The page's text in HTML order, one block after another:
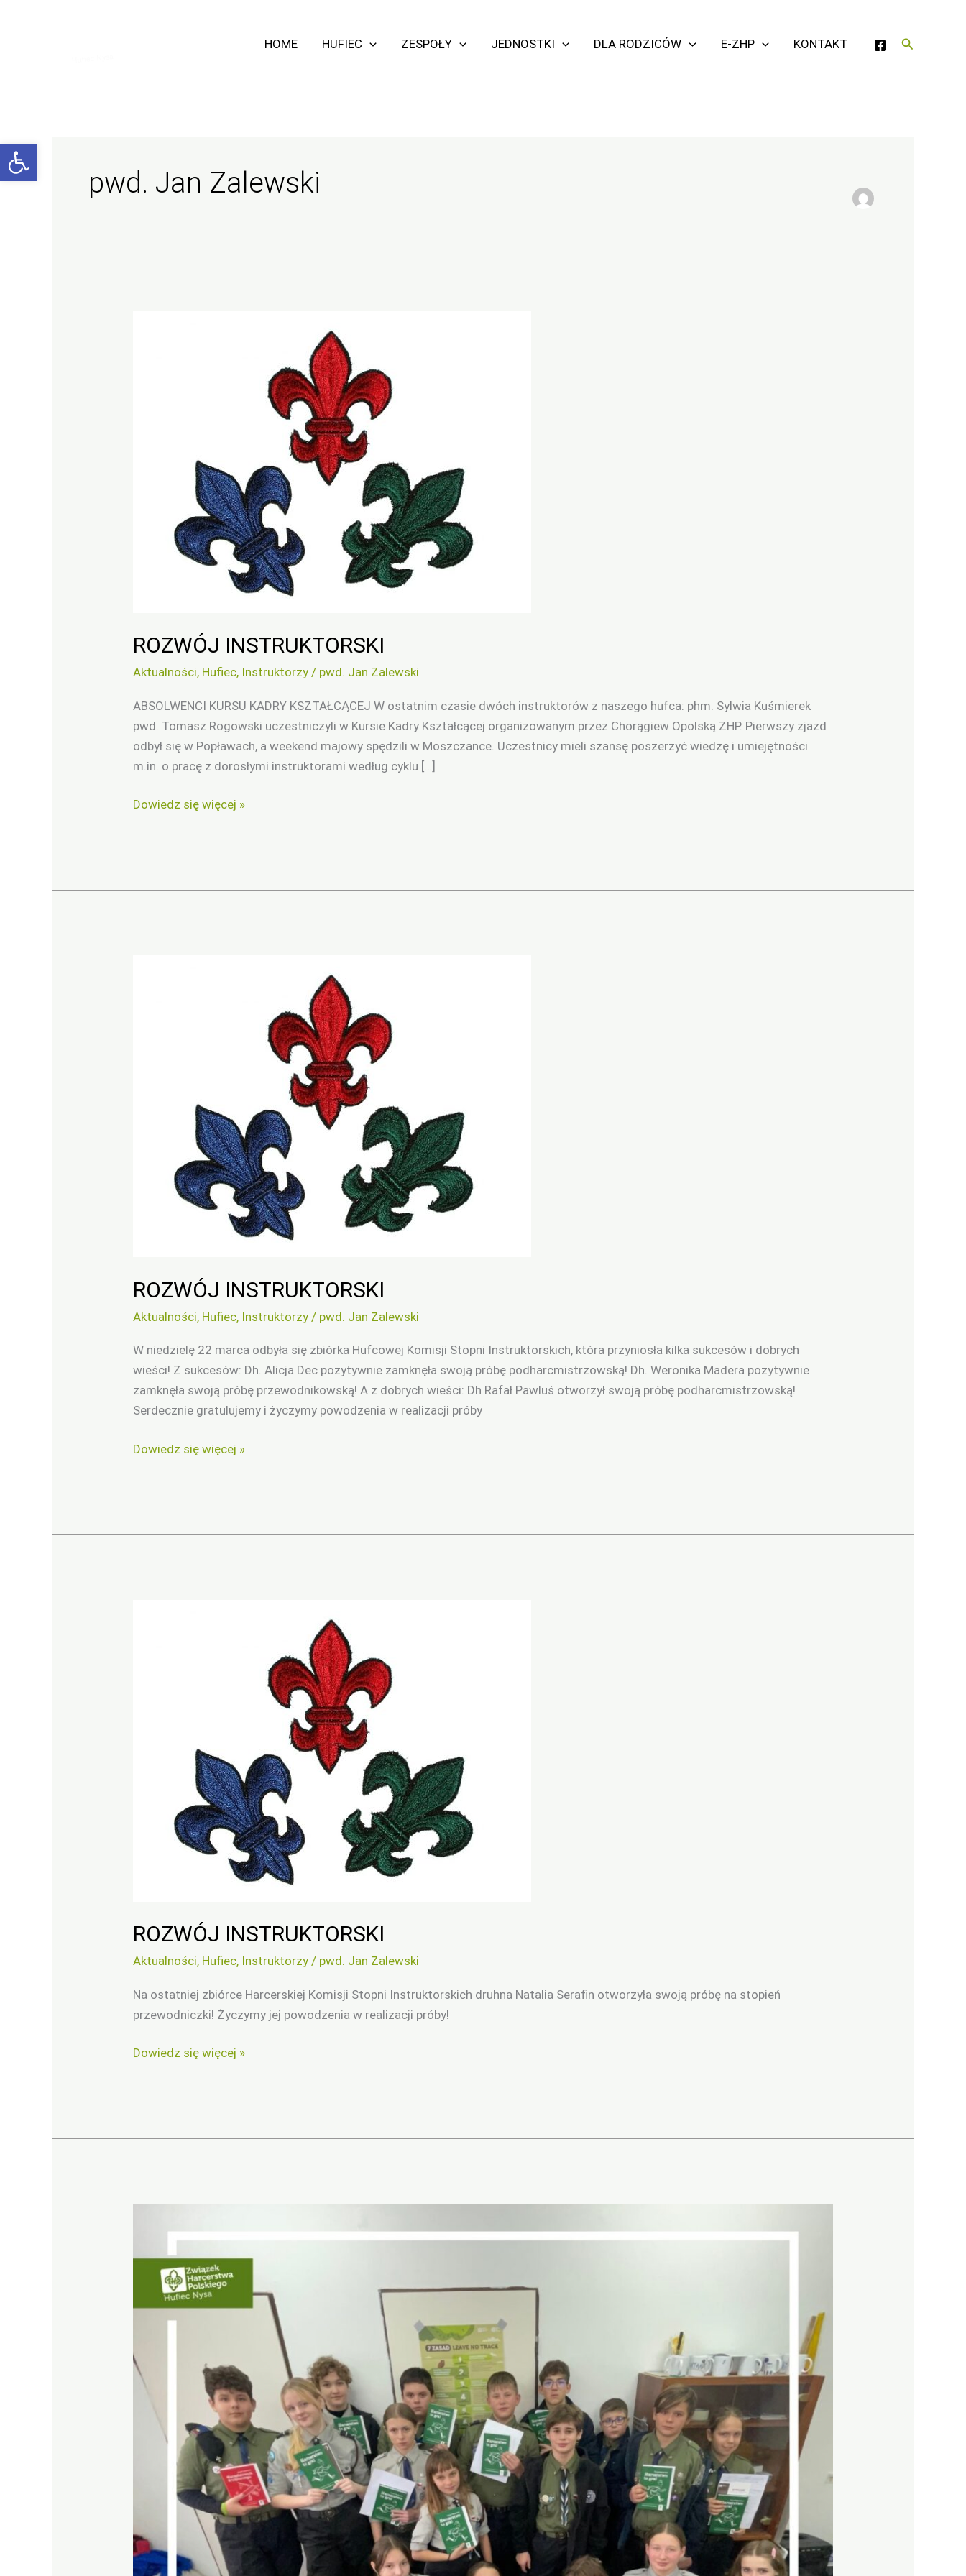
HOME HUFIEC ZESPOŁY JEDNOSTKI DLA RODZICÓW E-ZHP KONTAKT Szukaj
pwd. Jan Zalewski
ROZWÓJ INSTRUKTORSKI
Aktualności, Hufiec, Instruktorzy / pwd. Jan Zalewski
ABSOLWENCI KURSU KADRY KSZTAŁCĄCEJ W ostatnim czasie dwóch instruktorów z naszego hufca: phm. Sylwia Kuśmierek
pwd. Tomasz Rogowski uczestniczyli w Kursie Kadry Kształcącej organizowanym przez Chorągiew Opolską ZHP. Pierwszy zjazd
odbył się w Popławach, a weekend majowy spędzili w Moszczance. Uczestnicy mieli szansę poszerzyć wiedzę i umiejętności
m.in. o pracę z dorosłymi instruktorami według cyklu […]
Dowiedz się więcej »
ROZWÓJ INSTRUKTORSKI
Aktualności, Hufiec, Instruktorzy / pwd. Jan Zalewski
W niedzielę 22 marca odbyła się zbiórka Hufcowej Komisji Stopni Instruktorskich, która przyniosła kilka sukcesów i dobrych
wieści! Z sukcesów: Dh. Alicja Dec pozytywnie zamknęła swoją próbę podharcmistrzowską! Dh. Weronika Madera pozytywnie
zamknęła swoją próbę przewodnikowską! A z dobrych wieści: Dh Rafał Pawluś otworzył swoją próbę podharcmistrzowską!
Serdecznie gratulujemy i życzymy powodzenia w realizacji próby
Dowiedz się więcej »
ROZWÓJ INSTRUKTORSKI
Aktualności, Hufiec, Instruktorzy / pwd. Jan Zalewski
Na ostatniej zbiórce Harcerskiej Komisji Stopni Instruktorskich druhna Natalia Serafin otworzyła swoją próbę na stopień
przewodniczki! Życzymy jej powodzenia w realizacji próby!
Dowiedz się więcej »
ZASTĘPOWYCH
PRZYBOCZNYCH
„KROPLA”
Otwórz pasek narzędzi